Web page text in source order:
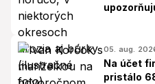
05. aug.
Na účet
pristálo